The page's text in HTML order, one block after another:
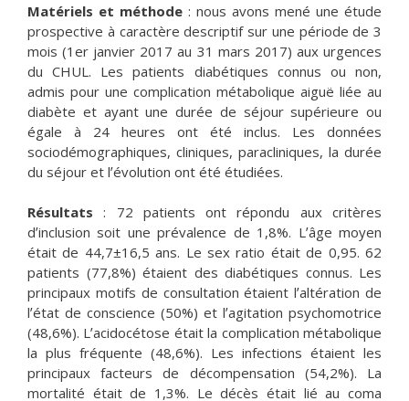
Matériels et méthode : nous avons mené une étude
prospective à caractère descriptif sur une période de 3
mois (1er janvier 2017 au 31 mars 2017) aux urgences
du CHUL. Les patients diabétiques connus ou non,
admis pour une complication métabolique aiguë liée au
diabète et ayant une durée de séjour supérieure ou
égale à 24 heures ont été inclus. Les données
sociodémographiques, cliniques, paracliniques, la durée
du séjour et lʼévolution ont été étudiées.
Résultats : 72 patients ont répondu aux critères
dʼinclusion soit une prévalence de 1,8%. Lʼâge moyen
était de 44,7±16,5 ans. Le sex ratio était de 0,95. 62
patients (77,8%) étaient des diabétiques connus. Les
principaux motifs de consultation étaient lʼaltération de
lʼétat de conscience (50%) et lʼagitation psychomotrice
(48,6%). Lʼacidocétose était la complication métabolique
la plus fréquente (48,6%). Les infections étaient les
principaux facteurs de décompensation (54,2%). La
mortalité était de 1,3%. Le décès était lié au coma